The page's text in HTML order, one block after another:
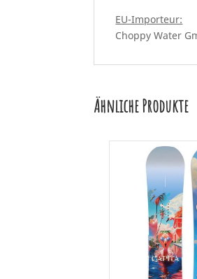
EU-Importeur:
Choppy Water
Ähnliche Produkte